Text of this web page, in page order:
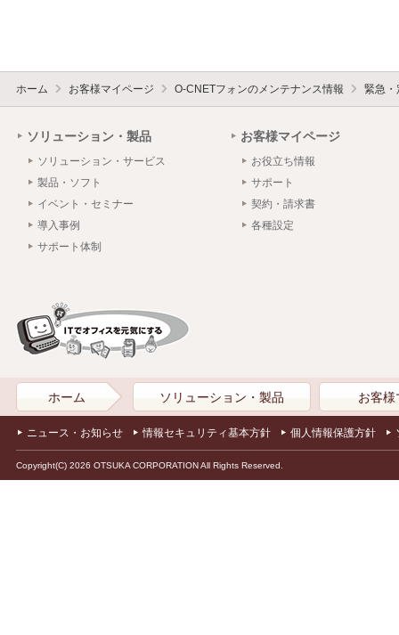
ホーム お客様マイページ O-CNETフォンのメンテナンス情報 緊急・
ソリューション・製品
ソリューション・サービス
製品・ソフト
イベント・セミナー
導入事例
サポート体制
お客様マイページ
お役立ち情報
サポート
契約・請求書
各種設定
ホーム ソリューション・製品 お客様
ニュース・お知らせ 情報セキュリティ基本方針 個人情報保護方針
Copyright(C) 2026 OTSUKA CORPORATION All Rights Reserved.